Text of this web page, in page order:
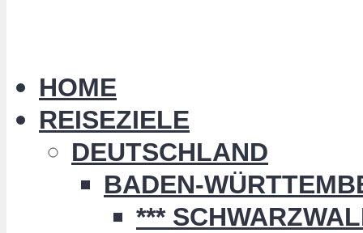
HOME
REISEZIELE
DEUTSCHLAND
BADEN-
***